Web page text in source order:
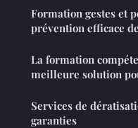
Formation gestes et
prévention efficace
La formation
meilleure solution
Services de
garanties